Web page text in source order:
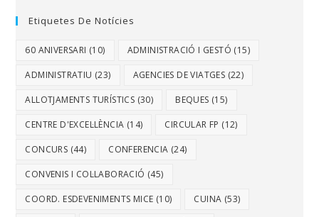
Etiquetes De Notícies
60 ANIVERSARI (10) ADMINISTRACIÓ I GESTÓ (15)
ADMINISTRATIU (23) AGENCIES DE VIATGES (22)
ALLOTJAMENTS TURÍSTICS (30) BEQUES (15)
CENTRE D'EXCEL·LÈNCIA (14) CIRCULAR FP (12)
CONCURS (44) CONFERENCIA (24)
CONVENIS I COL·LABORACIÓ (45)
COORD. ESDEVENIMENTS MICE (10) CUINA (53)